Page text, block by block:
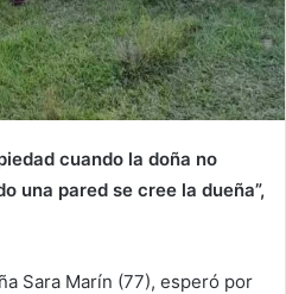
cuando la doña no
una pared se cree la dueña”,
Sara Marín (77), esperó por